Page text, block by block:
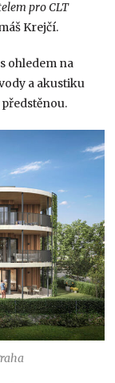
pro CLT
Krejčí.
ohledem na
a akustiku